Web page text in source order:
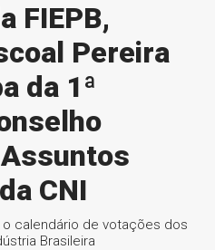
FIEPB,
Pereira
da 1ª
CNI
calendário de votações dos
Brasileira